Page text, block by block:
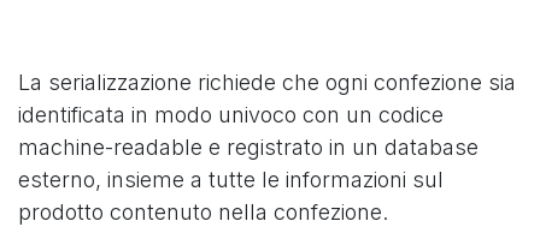
La serializzazione richiede che ogni confezione sia
identificata in modo univoco con un codice
machine-readable e registrato in un database
esterno, insieme a tutte le informazioni sul
prodotto contenuto nella confezione.